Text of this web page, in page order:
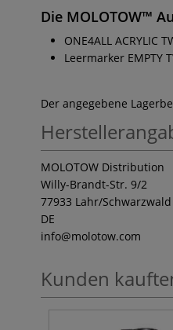
Die MOLOTOW™
ONE4ALL ACRYLIC
Leermarker EMPTY
Der angegebene
MOLOTOW Distribution
Willy-Brandt-Str. 9/2
77933 Lahr/Schwarzwald
DE
info@molotow.com
Kunden